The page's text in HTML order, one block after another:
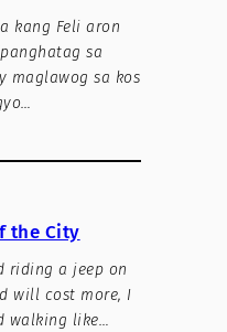
kang Feli aron
sa
maglawog sa kos
the City
riding a jeep on
will cost more, I
walking like…